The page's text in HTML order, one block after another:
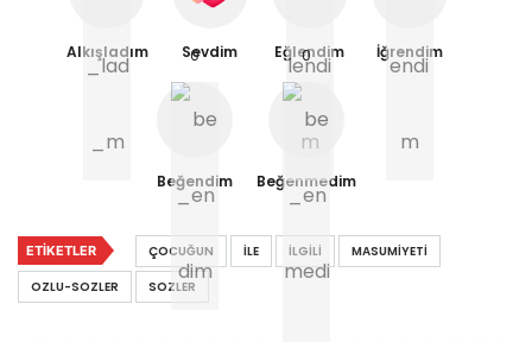
Alkışladım Sevdim Eğlendim İğrendim
0
Beğendim
0
Beğenmedim
ETIKETLER ÇOCUĞUN İLE İLGILI
MASUMIYETI
OZLU-SOZLER
SOZLER